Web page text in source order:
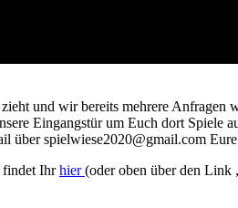
und wir bereits mehrere Anfragen
Eingangstür um Euch dort Spiele
über spielwiese2020@gmail.com
findet Ihrhier(oder oben über den Link